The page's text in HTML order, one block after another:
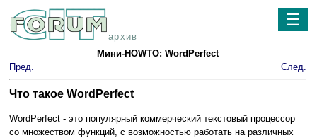
архив
☰
Мини-HOWTO: WordPerfect
Пред.
След.
Что такое WordPerfect
WordPerfect - это популярный коммерческий текстовый процессор
со множеством функций, с возможностью работать на различных